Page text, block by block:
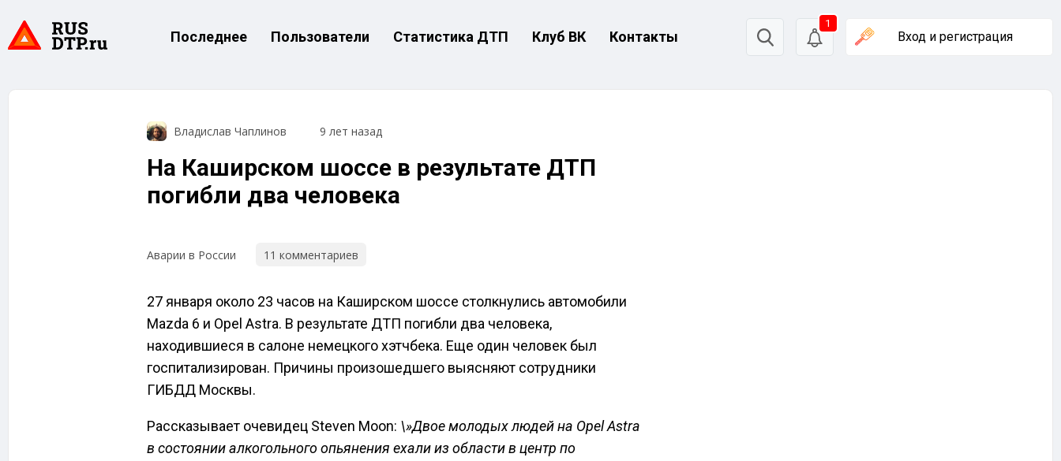
Последнее Пользователи Статистика ДТП Клуб ВК Контакты
1
Вход и регистрация
Владислав Чаплинов 9 лет назад
На Каширском шоссе в результате ДТП
погибли два человека
Аварии в России 11 комментариев
27 января около 23 часов на Каширском шоссе столкнулись автомобили
Mazda 6 и Opel Astra. В результате ДТП погибли два человека,
находившиеся в салоне немецкого хэтчбека. Еще один человек был
госпитализирован. Причины произошедшего выясняют сотрудники
ГИБДД Москвы.
Рассказывает очевидец Steven Moon: \»Двое молодых людей на Opel Astra
в состоянии алкогольного опьянения ехали из области в центр по